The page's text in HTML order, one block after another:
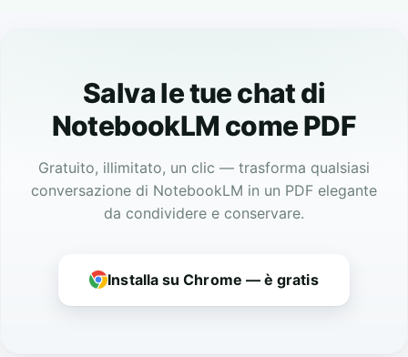
Salva le tue chat di
NotebookLM come PDF
Gratuito, illimitato, un clic — trasforma qualsiasi
conversazione di NotebookLM in un PDF elegante
da condividere e conservare.
Installa su Chrome — è gratis